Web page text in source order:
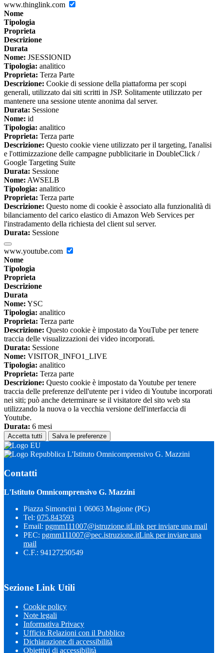
www.thinglink.com
Nome
Tipologia
Proprieta
Descrizione
Durata
Nome: JSESSIONID
Tipologia: analitico
Proprieta: Terza Parte
Descrizione: Cookie di sessione della piattaforma per scopi
generali, utilizzato dai siti scritti in JSP. Solitamente utilizzato per
mantenere una sessione utente anonima dal server.
Durata: Sessione
Nome: id
Tipologia: analitico
Proprieta: Terza parte
Descrizione: Questo cookie viene utilizzato per il targeting, l'analisi
e l'ottimizzazione delle campagne pubblicitarie in DoubleClick /
Google Targeting Suite
Durata: Sessione
Nome: AWSELB
Tipologia: analitico
Proprieta: Terza parte
Descrizione: Questo nome di cookie è associato alla funzionalità di
bilanciamento del carico elastico di Amazon Web Services per
l'instradamento della richiesta del client sul server.
Durata: Sessione
www.youtube.com
Nome
Tipologia
Proprieta
Descrizione
Durata
Nome: YSC
Tipologia: analitico
Proprieta: Terza parte
Descrizione: Questo cookie è impostato da YouTube per tenere
traccia delle visualizzazioni dei video incorporati.
Durata: Sessione
Nome: VISITOR_INFO1_LIVE
Tipologia: analitico
Proprieta: Terza parte
Descrizione: Questo cookie è impostato da Youtube per tenere
traccia delle preferenze dell'utente per i video di Youtube incorporati
nei siti; può anche determinare se il visitatore del sito web sta
utilizzando la nuova o la vecchia versione dell'interfaccia di
Youtube.
Durata: 6 mesi
Accetta tutti Salva le preferenze
L'Istituto Omnicomprensivo G. Mazzini
Contatti
L'Istituto Omnicomprensivo G. Mazzini
Piazza Simoncini 1 06063 Magione (PG)
Tel: 075.843593
Email: pgmm111007@istruzione.itLink per inviare una mail
PEC: pgmm111007@pec.istruzione.itLink per inviare una
mail
C.F.: 94127250549
Sezione Link Utili
Cookie policy
Note legali
Informativa Privacy
Ufficio Relazioni con il Pubblico
Dichiarazione di accessibilità
Obiettivi di accessibilità